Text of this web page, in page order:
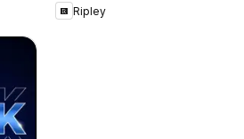
Ripley